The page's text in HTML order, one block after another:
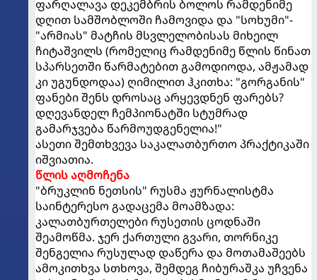
ფარღალავა დეკემბრის ბოლოს რამდენიმე
დღით სამშობლოში ჩამოვიდა და "სოხუმი"-
"არმიას" მატჩის მსვლელობისას მიხეილ
ჩიტაშვილს (რომელიც რამდენიმე წლის წინათ
სპარსეთში წარმატებით გამოდიოდა, ამჟამად
კი უგუნდოდაა) ღიმილით ჰკითხა: "გორგანის"
ფანები შენს დროსაც არყევდნენ ფარებს?
დღევანდელ ჩემპიონატში სტუმრად
გამარჯვება წარმოუდგენელია!"
ასეთი შემთხვევა საკალათბურთო პრაქტიკაში
იშვიათია.
წლის აღმოჩენა
"ბრუკლინ ნეთსის" რუსმა ჟურნალისტმა
საინტერესო გადაცემა მოამზადა:
კალათბურთელები რუსეთის ცოდნაში
შეამოწმა. ჯერ ქართული გვარი, თორნიკე
შენგელია რუსულად დაწერა და მოთამაშეებს
ამოკითხვა სთხოვა, შემდეგ ჩიბურაშკა უჩვენა